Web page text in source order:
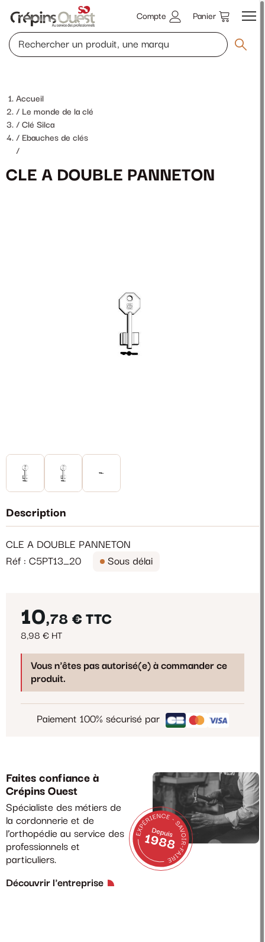
Compte Panier
Accueil
Le monde de la clé
Clé Silca
Ebauches de clés
/
CLE A DOUBLE PANNETON
Description
CLE A DOUBLE PANNETON
Réf : C5PT13_20
Sous délai
10,78 € TTC
8,98 € HT
Vous n'êtes pas autorisé(e) à commander ce
produit.
Paiement 100% sécurisé par
Faites confiance à
Crépins Ouest
Spécialiste des métiers de
la cordonnerie et de
l’orthopédie au service des
professionnels et
particuliers.
Découvrir l'entreprise